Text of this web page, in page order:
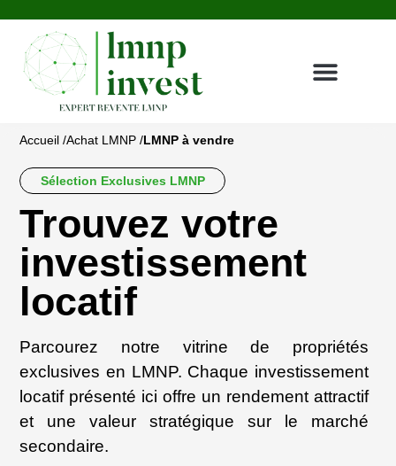
Accueil /Achat LMNP /LMNP à vendre
Sélection Exclusives LMNP
Trouvez votre
investissement
locatif
Parcourez notre vitrine de propriétés
exclusives en LMNP. Chaque investissement
locatif présenté ici offre un rendement attractif
et une valeur stratégique sur le marché
secondaire.